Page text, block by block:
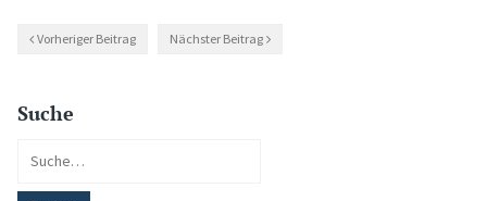
Vorheriger Beitrag Nächster Beitrag
Suche